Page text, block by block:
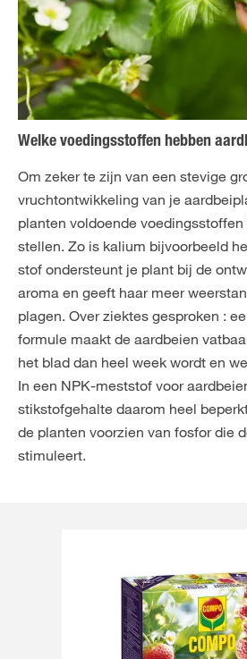
Welke voedingsstoffen hebben
Om zeker te zijn van een stevige
vruchtontwikkeling van je
planten voldoende
stellen. Zo is kalium bijvoorbeeld
stof ondersteunt je plant bij de
aroma en geeft haar meer
plagen. Over ziektes gesproken :
formule maakt de aardbeien
het blad dan heel week wordt en
In een NPK-meststof voor
stikstofgehalte daarom heel
de planten voorzien van fosfor die
stimuleert.